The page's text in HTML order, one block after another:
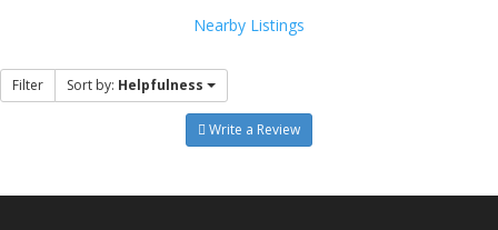
Nearby Listings
Filter Sort by: Helpfulness
Write a Review